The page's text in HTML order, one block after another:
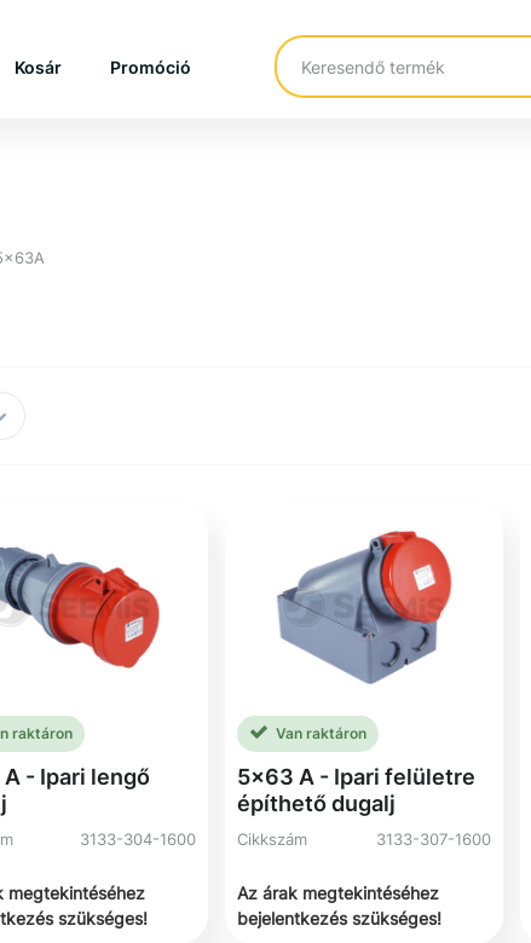
Kosár Promóció
raktáron
- Ipari lengő
3133-304-1600
megtekintéséhez
szükséges!
Van raktáron
5x63 A - Ipari felületre
építhető dugalj
Cikkszám 3133-307-1600
Az árak megtekintéséhez
bejelentkezés szükséges!